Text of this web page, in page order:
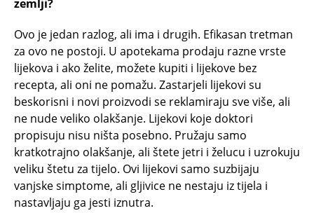
zemlji?
Ovo je jedan razlog, ali ima i drugih. Efikasan tretman
za ovo ne postoji. U apotekama prodaju razne vrste
lijekova i ako želite, možete kupiti i lijekove bez
recepta, ali oni ne pomažu. Zastarjeli lijekovi su
beskorisni i novi proizvodi se reklamiraju sve više, ali
ne nude veliko olakšanje. Lijekovi koje doktori
propisuju nisu ništa posebno. Pružaju samo
kratkotrajno olakšanje, ali štete jetri i želucu i uzrokuju
veliku štetu za tijelo. Ovi lijekovi samo suzbijaju
vanjske simptome, ali gljivice ne nestaju iz tijela i
nastavljaju ga jesti iznutra.